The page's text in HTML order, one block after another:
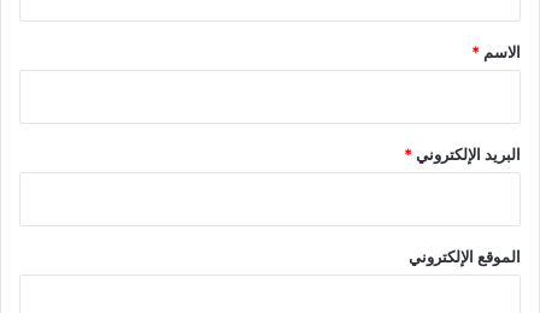
*
الاسم *
البريد الإلكتروني*
الموقع الإلكتروني